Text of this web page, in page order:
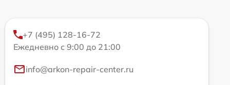
+7 (495) 128-16-72
Ежедневно с 9:00 до 21:00
info@arkon-repair-center.ru